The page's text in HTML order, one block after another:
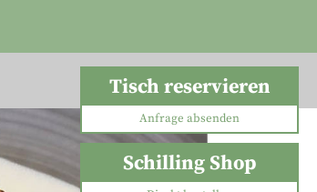
Tisch reservieren
Anfrage absenden
Schilling Shop